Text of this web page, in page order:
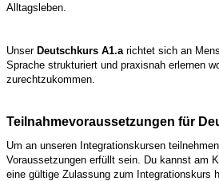
Alltagsleben.
Unser Deutschkurs A1.a richtet sich an
Sprache strukturiert und praxisnah erlernen
zurechtzukommen.
Teilnahmevoraussetzungen für
Um an unseren Integrationskursen
Voraussetzungen erfüllt sein. Du kannst am
eine gültige Zulassung zum Integrationskurs